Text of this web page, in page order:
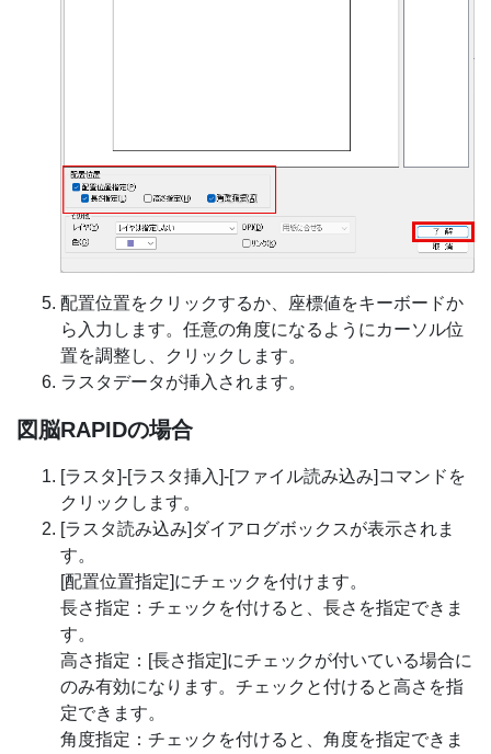
配置位置をクリックするか、座標値をキーボードか
ら入力します。任意の角度になるようにカーソル位
置を調整し、クリックします。
ラスタデータが挿入されます。
図脳RAPIDの場合
[ラスタ]-[ラスタ挿入]-[ファイル読み込み]コマンドを
クリックします。
[ラスタ読み込み]ダイアログボックスが表示されま
す。
[配置位置指定]にチェックを付けます。
長さ指定：チェックを付けると、長さを指定できま
す。
高さ指定：[長さ指定]にチェックが付いている場合に
のみ有効になります。チェックと付けると高さを指
定できます。
角度指定：チェックを付けると、角度を指定できま